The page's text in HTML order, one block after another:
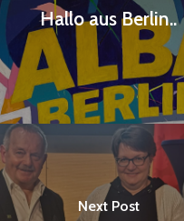
Hallo aus Berlin..
Next Post